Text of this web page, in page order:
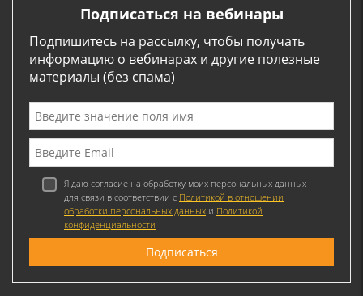
Подписаться на вебинары
Подпишитесь на рассылку, чтобы получать
информацию о вебинарах и другие полезные
материалы (без спама)
Я даю согласие на обработку моих персональных данных
для связи в соответствии с Политикой в отношении
обработки персональных данных и Политикой
конфиденциальности